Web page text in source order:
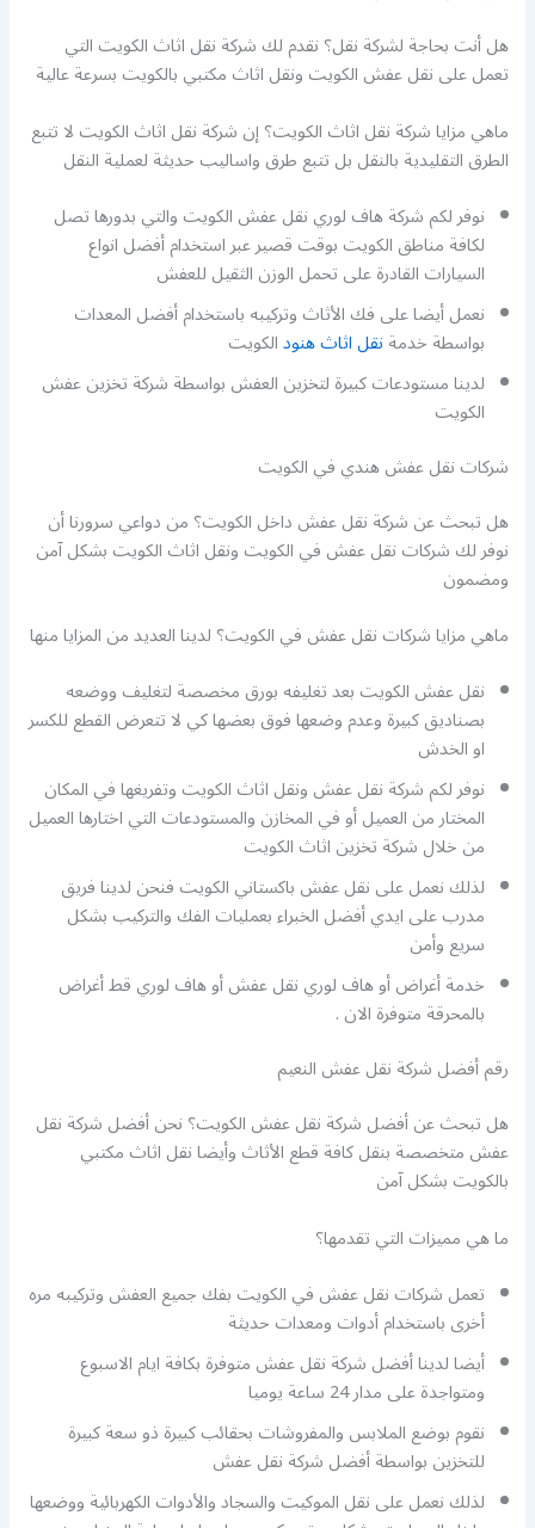
هل أنت بحاجة لشركة نقل؟ نقدم لك شركة نقل اثاث الكويت التي
تعمل على نقل عفش الكويت ونقل اثاث مكتبي بالكويت بسرعة عالية
ماهي مزايا شركة نقل اثاث الكويت؟ إن شركة نقل اثاث الكويت لا تتبع
الطرق التقليدية بالنقل بل تتبع طرق واساليب حديثة لعملية النقل
نوفر لكم شركة هاف لوري نقل عفش الكويت والتي بدورها تصل
لكافة مناطق الكويت بوقت قصير عبر استخدام أفضل انواع
السيارات القادرة على تحمل الوزن الثقيل للعفش
نعمل أيضا على فك الأثاث وتركيبه باستخدام أفضل المعدات
بواسطة خدمةنقل اثاث هنودالكويت
لدينا مستودعات كبيرة لتخزين العفش بواسطة شركة تخزين عفش
الكويت
شركات نقل عفش هندي في الكويت
هل تبحث عن شركة نقل عفش داخل الكويت؟ من دواعي سرورنا أن
نوفر لك شركات نقل عفش في الكويت ونقل اثاث الكويت بشكل آمن
ومضمون
ماهي مزايا شركات نقل عفش في الكويت؟ لدينا العديد من المزايا منها
نقل عفش الكويت بعد تغليفه بورق مخصصة لتغليف ووضعه
بصناديق كبيرة وعدم وضعها فوق بعضها كي لا تتعرض القطع للكسر
او الخدش
نوفر لكم شركة نقل عفش ونقل اثاث الكويت وتفريغها في المكان
المختار من العميل أو في المخازن والمستودعات التي اختارها العميل
من خلال شركة تخزين اثاث الكويت
لذلك نعمل على نقل عفش باكستاني الكويت فنحن لدينا فريق
مدرب على ايدي أفضل الخبراء بعمليات الفك والتركيب بشكل
سريع وأمن
خدمة أغراض أو هاف لوري نقل عفش أو هاف لوري قط أغراض
بالمحرقة متوفرة الان .
رقم أفضل شركة نقل عفش النعيم
هل تبحث عن أفضل شركة نقل عفش الكويت؟ نحن أفضل شركة نقل
عفش متخصصة بنقل كافة قطع الأثاث وأيضا نقل اثاث مكتبي
بالكويت بشكل آمن
ما هي مميزات التي تقدمها؟
تعمل شركات نقل عفش في الكويت بفك جميع العفش وتركيبه مره
أخرى باستخدام أدوات ومعدات حديثة
أيضا لدينا أفضل شركة نقل عفش متوفرة بكافة ايام الاسبوع
ومتواجدة على مدار 24 ساعة يوميا
نقوم بوضع الملابس والمفروشات بحقائب كبيرة ذو سعة كبيرة
للتخزين بواسطة أفضل شركة نقل عفش
لذلك نعمل على نقل الموكيت والسجاد والأدوات الكهربائية ووضعها